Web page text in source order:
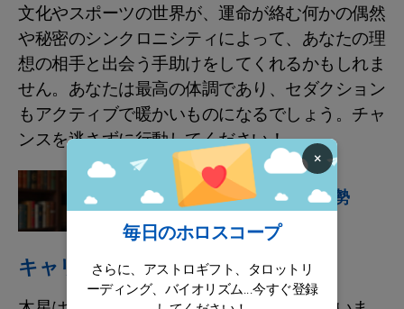
文化やスポーツの世界が、運命が絡む何かの偶然
や秘密のシンクロニシティによって、あなたの理
想の相手と出会う手助けをしてくれるかもしれま
せん。あなたは最高の体調であり、セダクション
もアクティブで暖かいものになるでしょう。チャ
ンスを逃さずに行動してください！
星占い
見逃せない中国の8月運勢
キャリア / 財政
×
毎日のホロスコープ
さらに、アストロギフト、タロットリ
ーディング、バイオリズム...今すぐ登録